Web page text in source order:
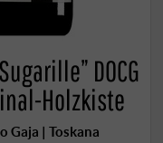
DOCG
Holzkiste
Gaja | Toskana